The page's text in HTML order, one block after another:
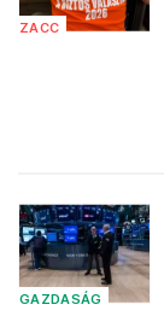
ZACC
GAZDASÁG